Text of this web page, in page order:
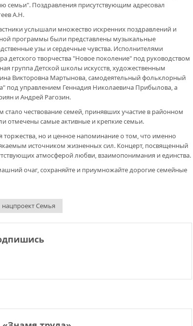
семьи". Поздравления присутствующим адресовал
А.Н.
услышали множество искренних поздравлений и
программы были представлены музыкальные
узы и сердечные чувства. Исполнителями
детского творчества "Новое поколение" под руководством
группа Детской школы искусств, художественным
Викторовна Мартынова, самодеятельный фольклорный
под управлением Геннадия Николаевича Прибылова, а
и Андрей Рагозин.
чествование семей, принявших участие в районном
отмечены самые активные и крепкие семьи.
торжества, но и ценное напоминание о том, что именно
источником жизненных сил. Концерт, посвященный
атмосферой любви, взаимопонимания и единства.
очаг, сохраняйте и приумножайте дорогие семейные
нацпроект Семья